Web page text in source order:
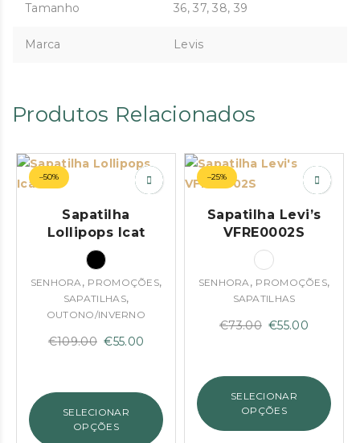
Tamanho 36, 37, 38, 39
Marca Levis
Produtos Relacionados
–50%
Sapatilha
Lollipops Icat
SENHORA, PROMOÇÕES,
SAPATILHAS,
OUTONO/INVERNO
€109.00 O
€109.00.
€55.00
é:
€55.00.
SELECIONAR
OPÇÕES
–25%
Sapatilha Levi’s
VFRE0002S
SENHORA, PROMOÇÕES,
SAPATILHAS
€73.00 O
€73.00.
€55.00
é:
€55.00.
SELECIONAR
OPÇÕES